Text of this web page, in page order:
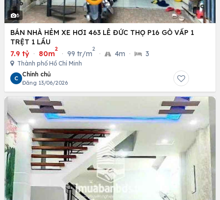
6
BÁN NHÀ HẺM XE HƠI 463 LÊ ĐỨC THỌ P16 GÒ VẤP 1
TRỆT 1 LẦU
7.9 tỷ · 80m
2
· 99 tr/m
2
· 4m · 3
Thành phố Hồ Chí Minh
C
Chính chủ
Đăng 13/06/2026